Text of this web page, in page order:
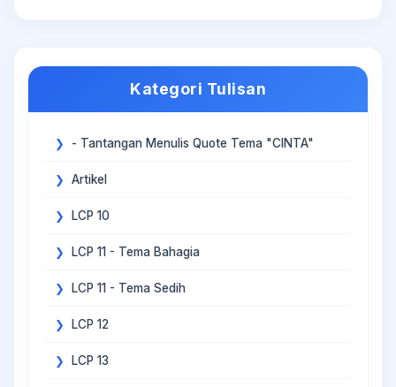
Kategori Tulisan
- Tantangan Menulis Quote Tema "CINTA"
Artikel
LCP 10
LCP 11 - Tema Bahagia
LCP 11 - Tema Sedih
LCP 12
LCP 13